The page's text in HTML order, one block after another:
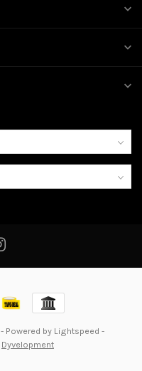
- Powered by Lightspeed -
Dyvelopment